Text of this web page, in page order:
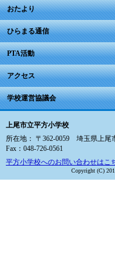
おたより
ひらまる通信
PTA活動
アクセス
学校運営協議会
上尾市立平方小学校
所在地： 〒362-0059 埼玉県上
Fax：048-726-0561
平方小学校へのお問い合わせはこ
Copyright (C)